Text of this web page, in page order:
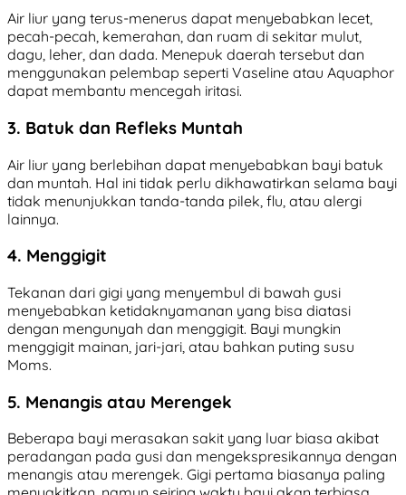
Air liur yang terus-menerus dapat menyebabkan lecet,
pecah-pecah, kemerahan, dan ruam di sekitar mulut,
dagu, leher, dan dada. Menepuk daerah tersebut dan
menggunakan pelembap seperti Vaseline atau Aquaphor
dapat membantu mencegah iritasi.
3. Batuk dan Refleks Muntah
Air liur yang berlebihan dapat menyebabkan bayi batuk
dan muntah. Hal ini tidak perlu dikhawatirkan selama bayi
tidak menunjukkan tanda-tanda pilek, flu, atau alergi
lainnya.
4. Menggigit
Tekanan dari gigi yang menyembul di bawah gusi
menyebabkan ketidaknyamanan yang bisa diatasi
dengan mengunyah dan menggigit. Bayi mungkin
menggigit mainan, jari-jari, atau bahkan puting susu
Moms.
5. Menangis atau Merengek
Beberapa bayi merasakan sakit yang luar biasa akibat
peradangan pada gusi dan mengekspresikannya dengan
menangis atau merengek. Gigi pertama biasanya paling